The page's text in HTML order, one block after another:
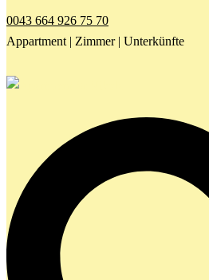
0043 664 926 75 70
Appartment | Zimmer | Unterkünfte